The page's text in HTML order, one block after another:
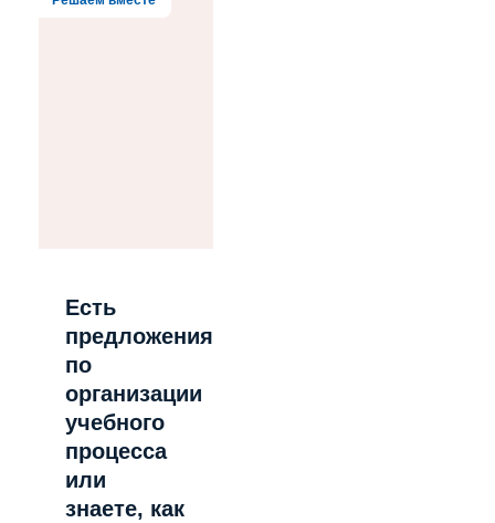
Есть
предложения
по
организации
учебного
процесса
или
знаете, как